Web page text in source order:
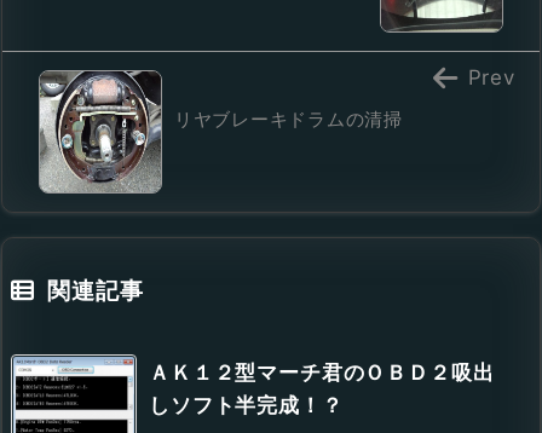
リヤブレーキドラムの清掃
Prev
関連記事
ＡＫ１２型マーチ君のＯＢＤ２吸出
しソフト半完成！？